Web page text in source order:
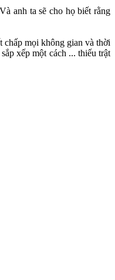
anh ta sẽ cho họ biết rằng
chấp mọi không gian và thời
xếp một cách ... thiếu trật